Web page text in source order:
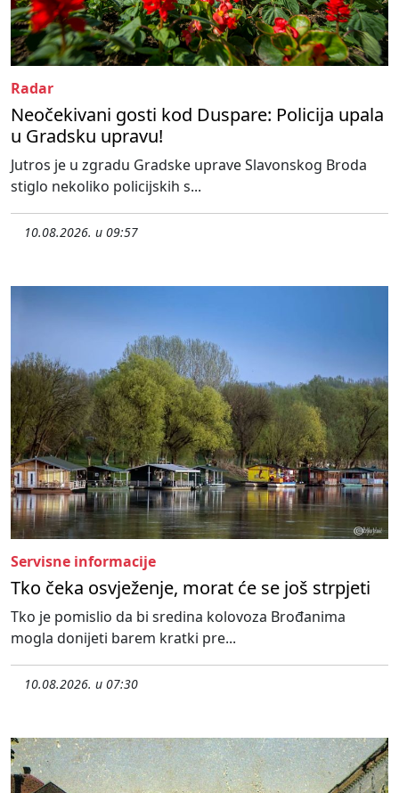
Radar
Neočekivani gosti kod Duspare: Policija upala
u Gradsku upravu!
Jutros je u zgradu Gradske uprave Slavonskog Broda
stiglo nekoliko policijskih s...
10.08.2026. u 09:57
Servisne informacije
Tko čeka osvježenje, morat će se još strpjeti
Tko je pomislio da bi sredina kolovoza Brođanima
mogla donijeti barem kratki pre...
10.08.2026. u 07:30